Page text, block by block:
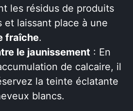
les résidus de produits
et laissant place à une
fraîche.
le jaunissement : En
de calcaire, il
la teinte éclatante
blancs.